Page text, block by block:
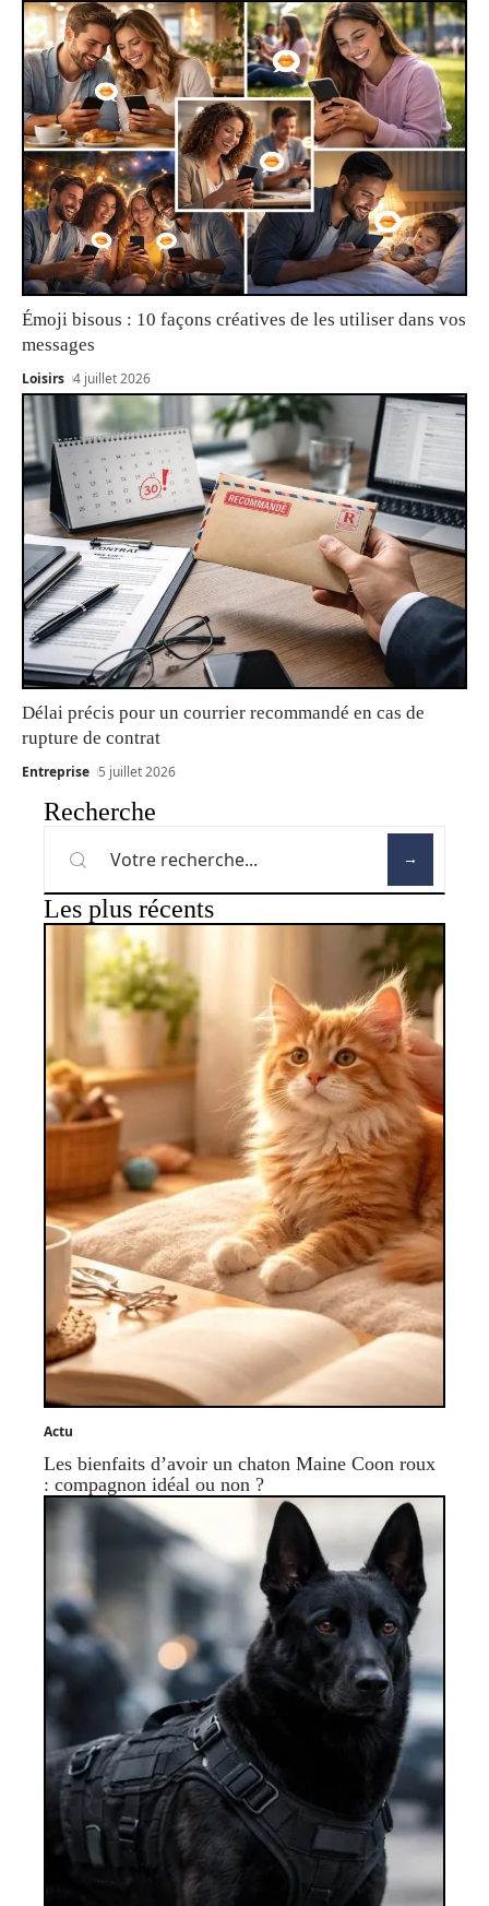
Émoji bisous : 10 façons créatives de les utiliser dans vos
messages
Loisirs 4 juillet 2026
Délai précis pour un courrier recommandé en cas de
rupture de contrat
Entreprise 5 juillet 2026
Recherche
Les plus récents
Actu
Les bienfaits d’avoir un chaton Maine Coon roux
: compagnon idéal ou non ?